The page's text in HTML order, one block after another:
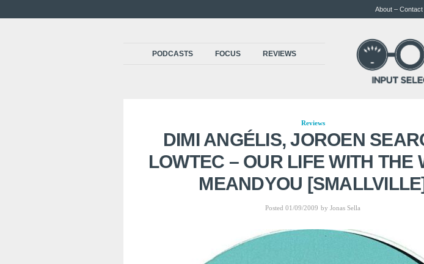
About –
PODCASTS FOCUS REVIEWS
Reviews
DIMI ANGÉLIS, JOROEN
LOWTEC – OUR LIFE WITH THE
MEANDYOU
Posted 01/09/2009 by Jonas Sella